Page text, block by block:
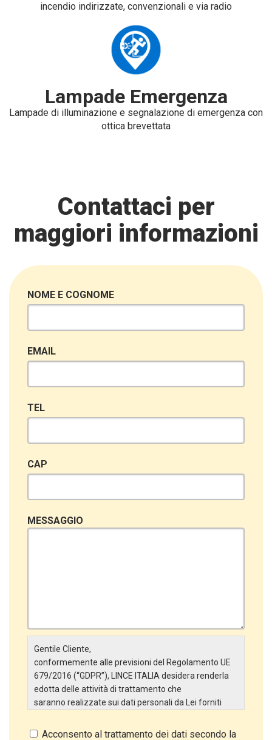
incendio indirizzate, convenzionali e via radio
Lampade Emergenza
Lampade di illuminazione e segnalazione di emergenza con
ottica brevettata
Contattaci per
maggiori informazioni
NOME E COGNOME
EMAIL
TEL
CAP
MESSAGGIO
Gentile Cliente,
conformemente alle previsioni del Regolamento UE
679/2016 (“GDPR”), LINCE ITALIA desidera renderla
edotta delle attività di trattamento che
saranno realizzate sui dati personali da Lei forniti
particolare:
Acconsento al trattamento dei dati secondo la